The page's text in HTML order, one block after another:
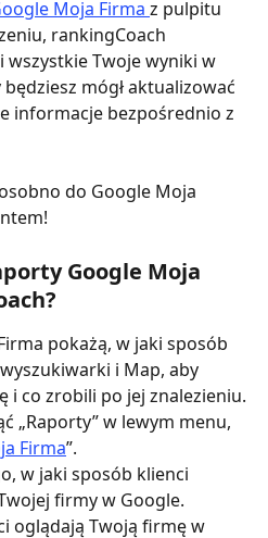
Moja Firma z pulpitu
rankingCoach
Twoje wyniki w
mógł aktualizować
informacje bezpośrednio z
do Google Moja
Google Moja
pokażą, w jaki sposób
i Map, aby
i co zrobili po jej znalezieniu.
„Raporty” w lewym menu,
Firma”.
w jaki sposób klienci
firmy w Google.
oglądają Twoją firmę w